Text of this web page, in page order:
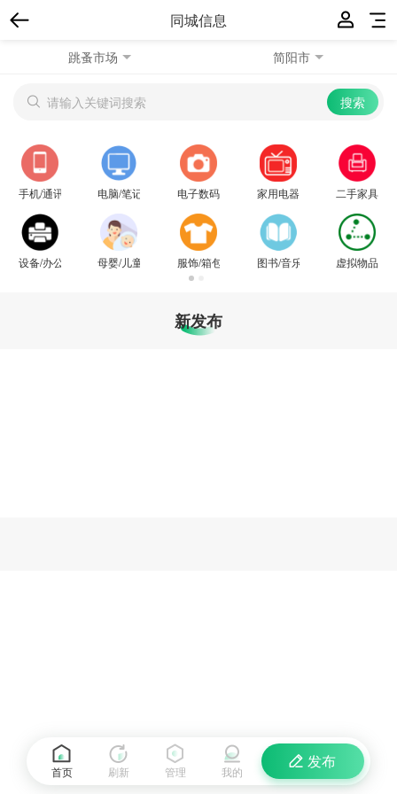
同城信息
跳蚤市场 简阳市
手机/通讯 电脑/笔记本 电子数码 家用电器 二手家具/百
设备/办公用品 母婴/儿童用品 服饰/箱包 图书/音乐/运动 虚拟物品
新发布
首页 刷新
发布
管理 我的